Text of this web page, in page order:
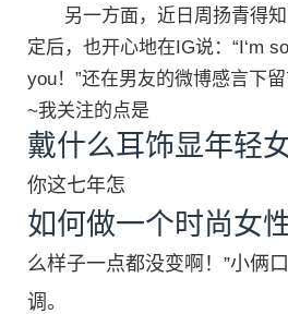
另一方面，近日周扬青得知
定后，也开心地在IG说：“I‘m
you！”还在男友的微博感言下
~我关注的点是
戴什么耳饰显年轻
你这七年怎
如何做一个时尚女
么样子一点都没变啊！”小俩
调。